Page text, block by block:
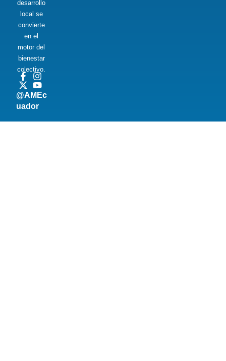
desarrollo
local se
convierte
en el
motor del
bienestar
colectivo.
@AMEc
uador